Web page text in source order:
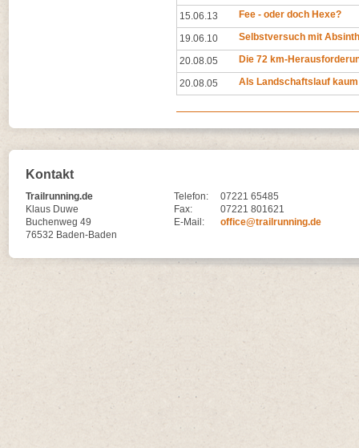
15.06.13 Fee - oder doch Hexe?
19.06.10 Selbstversuch mit Absinth
20.08.05 Die 72 km-
20.08.05 Als Landschaftslauf
Kontakt
Trailrunning.de
Klaus Duwe
Buchenweg 49
76532 Baden-Baden
Telefon:
07221 65485
Fax:
07221 801621
E-Mail:
office@trailrunning.de